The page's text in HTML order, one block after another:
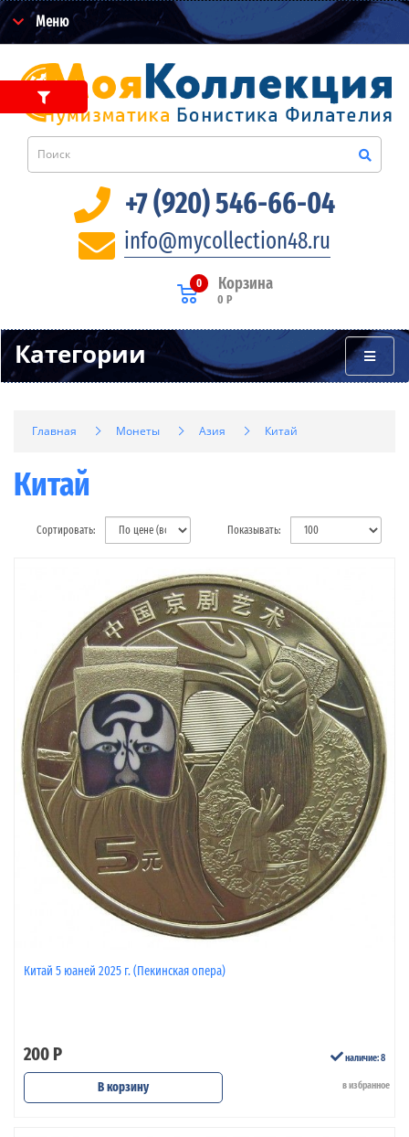
Меню
+7 (920) 546-66-04
info@mycollection48.ru
Корзина
0
0 Р
Категории
Главная Монеты Азия Китай
Китай
Сортировать: Показывать:
Китай 5 юаней 2025 г. (Пекинская опера)
200 Р наличие: 8
В корзину в избранное